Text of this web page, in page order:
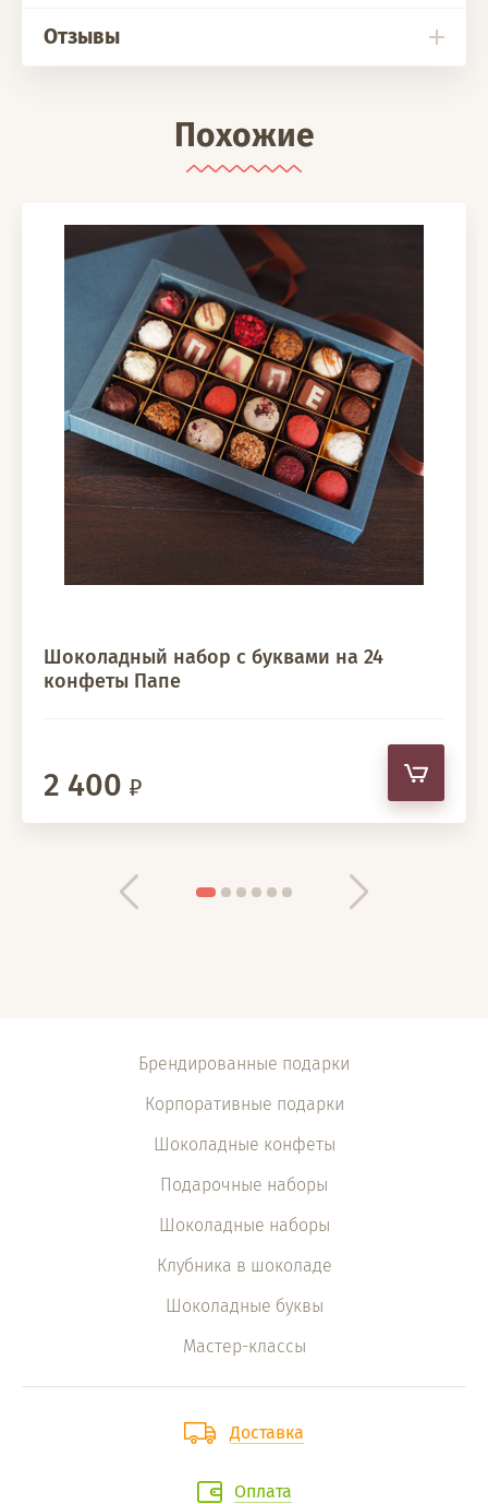
Отзывы
Похожие
Шоколадный набор с буквами на 24
конфеты Папе
2 400
Брендированные подарки
Корпоративные подарки
Шоколадные конфеты
Подарочные наборы
Шоколадные наборы
Клубника в шоколаде
Шоколадные буквы
Мастер-классы
Доставка
Оплата